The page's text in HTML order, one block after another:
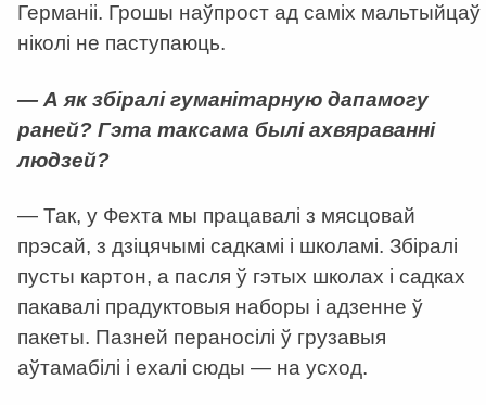
Германіі. Грошы наўпрост ад саміх мальтыйцаў
ніколі не паступаюць.
— А як збіралі гуманітарную дапамогу
раней? Гэта таксама былі ахвяраванні
людзей?
— Так, у Фехта мы працавалі з мясцовай
прэсай, з дзіцячымі садкамі і школамі. Збіралі
пусты картон, а пасля ў гэтых школах і садках
пакавалі прадуктовыя наборы і адзенне ў
пакеты. Пазней пераносілі ў грузавыя
аўтамабілі і ехалі сюды — на усход.